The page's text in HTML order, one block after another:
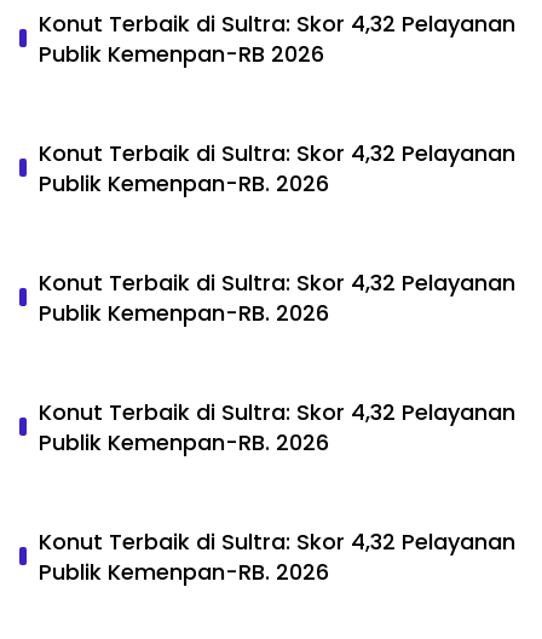
Konut Terbaik di Sultra: Skor 4,32 Pelayanan
Publik Kemenpan-RB 2026
Konut Terbaik di Sultra: Skor 4,32 Pelayanan
Publik Kemenpan-RB. 2026
Konut Terbaik di Sultra: Skor 4,32 Pelayanan
Publik Kemenpan-RB. 2026
Konut Terbaik di Sultra: Skor 4,32 Pelayanan
Publik Kemenpan-RB. 2026
Konut Terbaik di Sultra: Skor 4,32 Pelayanan
Publik Kemenpan-RB. 2026